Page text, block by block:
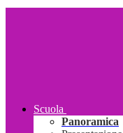
Scuola
Panoramica